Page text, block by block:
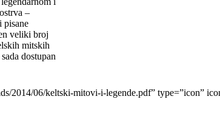
–
pisane
veliki broj
mitskih
dostupan
2014/06/keltski-mitovi-i-legende.pdf” type=”icon”